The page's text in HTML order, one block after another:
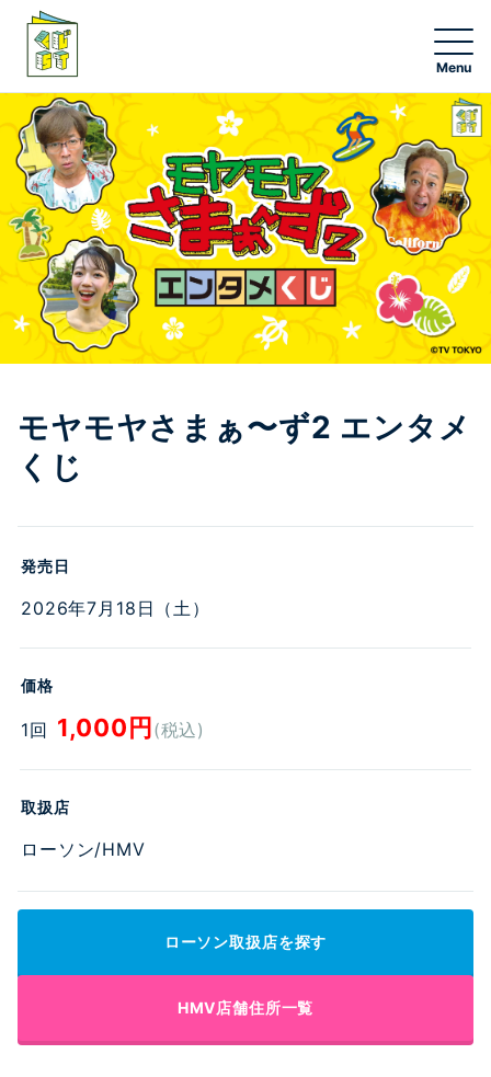
NEW
くじ一覧
グッズ一覧
エンタメチャンス賞応募
くじストオンライン
くじストアプリ
モヤモヤさまぁ〜ず2 エンタメ
くじ
発売日
2026年7月18日（土）
価格
1回 1,000円 (税込)
取扱店
ローソン/HMV
ローソン取扱店を探す
HMV店舗住所一覧